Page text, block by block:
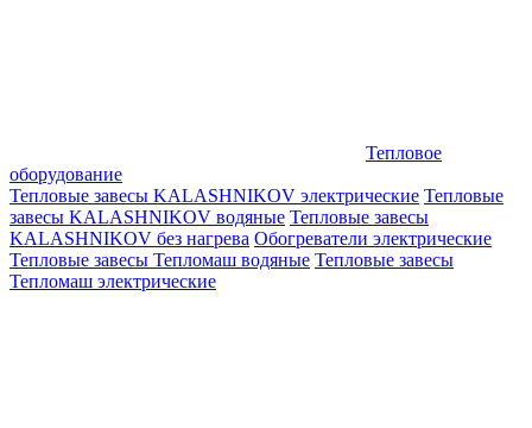
Тепловое
оборудование
Тепловые завесы KALASHNIKOV электрические Тепловые
завесы KALASHNIKOV водяные Тепловые завесы
KALASHNIKOV без нагрева Обогреватели электрические
Тепловые завесы Тепломаш водяные Тепловые завесы
Тепломаш электрические